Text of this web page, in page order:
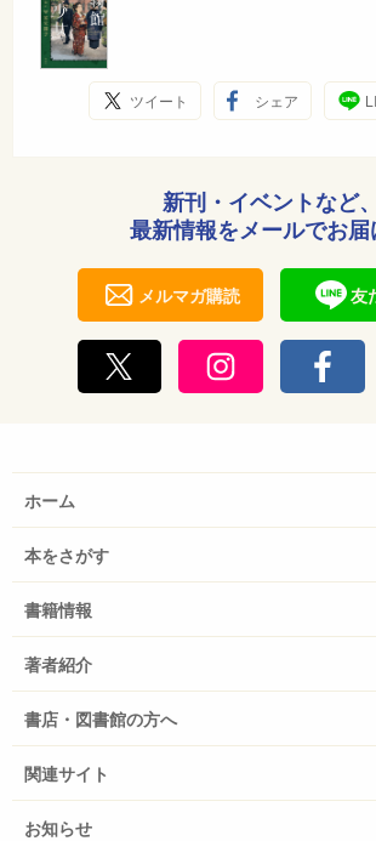
ツイート シェア
新刊・イベントなど、
最新情報をメールでお届
メルマガ購読 友
ホーム
本をさがす
書籍情報
著者紹介
書店・図書館の方へ
関連サイト
お知らせ